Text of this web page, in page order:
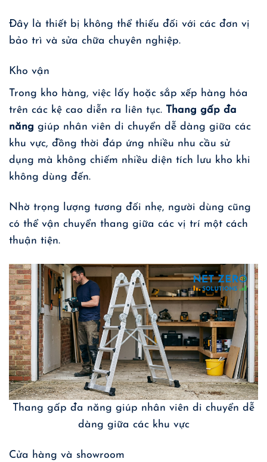
Đây là thiết bị không thể thiếu đối với các đơn vị
bảo trì và sửa chữa chuyên nghiệp.
Kho vận
Trong kho hàng, việc lấy hoặc sắp xếp hàng hóa
trên các kệ cao diễn ra liên tục.
Thang gấp đa
năng giúp nhân viên di chuyển dễ dàng giữa các
khu vực, đồng thời đáp ứng nhiều nhu cầu sử
dụng mà không chiếm nhiều diện tích lưu kho khi
không dùng đến.
Nhờ trọng lượng tương đối nhẹ, người dùng cũng
có thể vận chuyển thang giữa các vị trí một cách
thuận tiện.
Thang gấp đa năng giúp nhân viên di chuyển dễ
dàng giữa các khu vực
Cửa hàng và showroom